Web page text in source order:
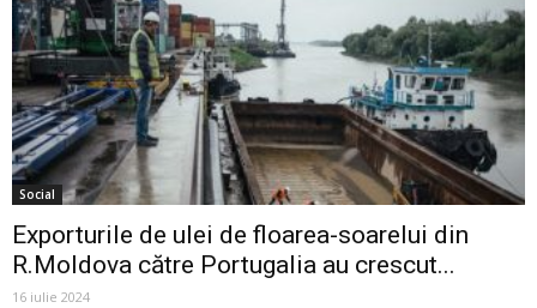
Social
Exporturile de ulei de floarea-soarelui din
R.Moldova către Portugalia au crescut...
16 iulie 2024